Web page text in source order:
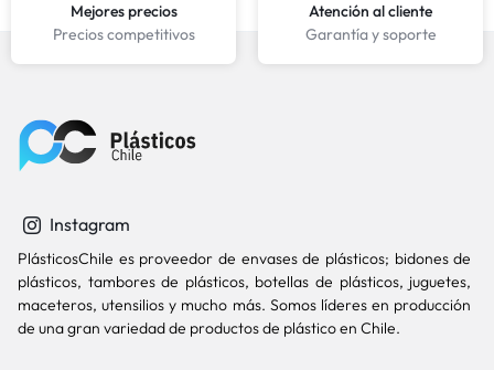
Mejores precios
Precios competitivos
Atención al cliente
Garantía y soporte
Instagram
PlásticosChile es proveedor de envases de plásticos; bidones de
plásticos, tambores de plásticos, botellas de plásticos, juguetes,
maceteros, utensilios y mucho más. Somos líderes en producción
de una gran variedad de productos de plástico en Chile.